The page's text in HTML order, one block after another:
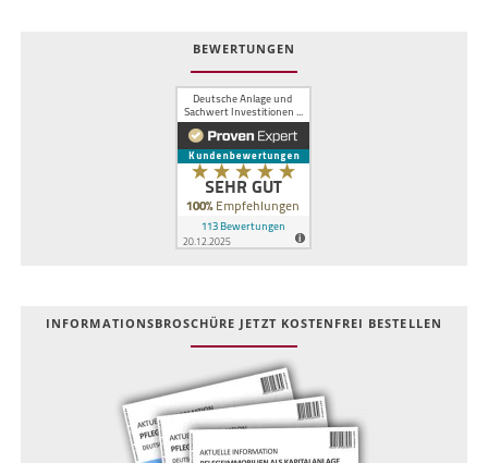
BEWERTUNGEN
INFOR­MATIONS­BROSCHÜRE JETZT KOSTEN­FREI BESTELLEN